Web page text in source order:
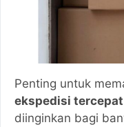
Penting untuk
ekspedisi tercepat
diinginkan bagi